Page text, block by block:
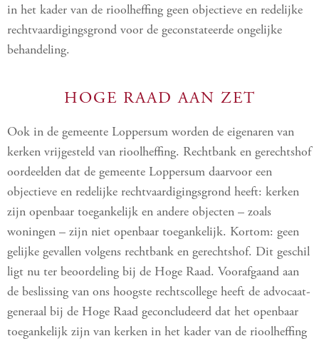
in het kader van de rioolheffing geen objectieve en redelijke
rechtvaardigingsgrond voor de geconstateerde ongelijke
behandeling.
HOGE RAAD AAN ZET
Ook in de gemeente Loppersum worden de eigenaren van
kerken vrijgesteld van rioolheffing. Rechtbank en gerechtshof
oordeelden dat de gemeente Loppersum daarvoor een
objectieve en redelijke rechtvaardigingsgrond heeft: kerken
zijn openbaar toegankelijk en andere objecten – zoals
woningen – zijn niet openbaar toegankelijk. Kortom: geen
gelijke gevallen volgens rechtbank en gerechtshof. Dit geschil
ligt nu ter beoordeling bij de Hoge Raad. Voorafgaand aan
de beslissing van ons hoogste rechtscollege heeft de advocaat-
generaal bij de Hoge Raad geconcludeerd dat het openbaar
toegankelijk zijn van kerken in het kader van de rioolheffing